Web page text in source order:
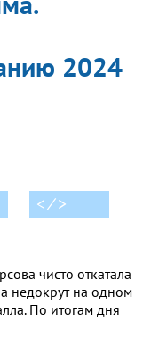
2024
< ⁄ >
чисто откатала
недокрут на одном
По итогам дня